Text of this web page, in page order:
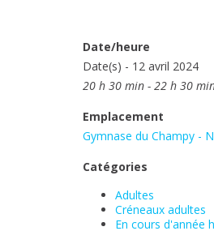
Date/heure
Date(s) - 12 avril 2024
20 h 30 min - 22 h 30
Emplacement
Gymnase du Champy -
Catégories
Adultes
Créneaux adultes
En cours d'année